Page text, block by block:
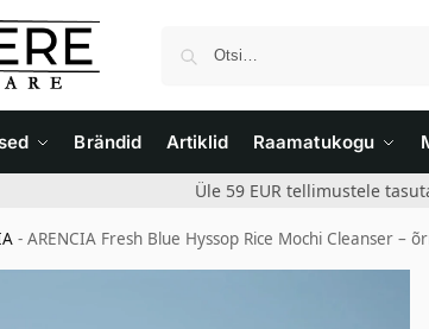
Brändid Artiklid Raamatukogu
Üle 59 EUR tellimustele
-ARENCIA Fresh Blue Hyssop Rice Mochi Cleanser –